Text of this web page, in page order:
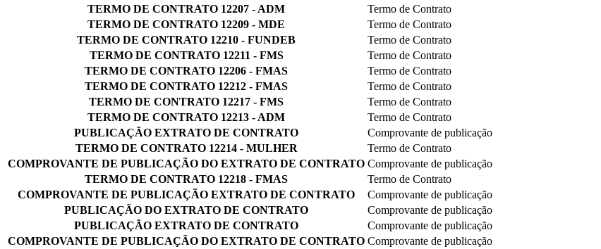
TERMO DE CONTRATO 12207 - ADM
Termo de Contrato
TERMO DE CONTRATO 12209 - MDE
Termo de Contrato
TERMO DE CONTRATO 12210 - FUNDEB
Termo de Contrato
TERMO DE CONTRATO 12211 - FMS
Termo de Contrato
TERMO DE CONTRATO 12206 - FMAS
Termo de Contrato
TERMO DE CONTRATO 12212 - FMAS
Termo de Contrato
TERMO DE CONTRATO 12217 - FMS
Termo de Contrato
TERMO DE CONTRATO 12213 - ADM
Termo de Contrato
PUBLICAÇÃO EXTRATO DE CONTRATO
Comprovante de publicação
TERMO DE CONTRATO 12214 - MULHER
Termo de Contrato
COMPROVANTE DE PUBLICAÇÃO DO EXTRATO DE CONTRATO Comprovante de publicação
TERMO DE CONTRATO 12218 - FMAS
Termo de Contrato
COMPROVANTE DE PUBLICAÇÃO EXTRATO DE CONTRATO
Comprovante de publicação
PUBLICAÇÃO DO EXTRATO DE CONTRATO
Comprovante de publicação
PUBLICAÇÃO EXTRATO DE CONTRATO
Comprovante de publicação
COMPROVANTE DE PUBLICAÇÃO DO EXTRATO DE CONTRATO Comprovante de publicação